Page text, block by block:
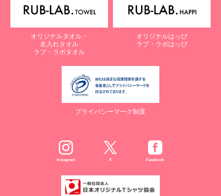
【認定個人情報保護団体の名称及び、苦情の解決の申出先】
一般財団法人日本情報経済社会推進協会
認定個人情報保護団体事務局
〒106-0032 東京都港区六本木一丁目9番9号 六本木ファースト
７. 個人情報の提供の任意性と提供されない場合に起こりうる影響
８. Cookie（クッキー）等の利用について
当社のウェブサイトでは、お客様に適したサービスや情報、広告等
を提供する目的のため、Cookie（クッキー）及びそれに類する技
オリジナルタオル・
名入れタオル
ラブ・ラボタオル
オリジナルはっぴ
ラブ・ラボはっぴ
プライバシーマーク制度
Instagram X Facebook